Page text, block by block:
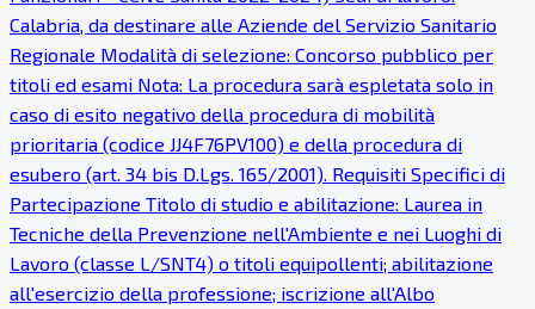
Calabria, da destinare alle Aziende del Servizio Sanitario
Regionale Modalità di selezione: Concorso pubblico per
titoli ed esami Nota: La procedura sarà espletata solo in
caso di esito negativo della procedura di mobilità
prioritaria (codice JJ4F76PV100) e della procedura di
esubero (art. 34 bis D.Lgs. 165/2001). Requisiti Specifici di
Partecipazione Titolo di studio e abilitazione: Laurea in
Tecniche della Prevenzione nell'Ambiente e nei Luoghi di
Lavoro (classe L/SNT4) o titoli equipollenti; abilitazione
all'esercizio della professione; iscrizione all'Albo